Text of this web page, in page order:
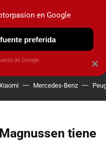
OBSERVATORIO
Mercedes-Benz
tiene
×
en Google
preferida
de Google